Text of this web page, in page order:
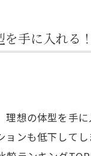
を手に入れる
理想の体型を手
ョンも低下して